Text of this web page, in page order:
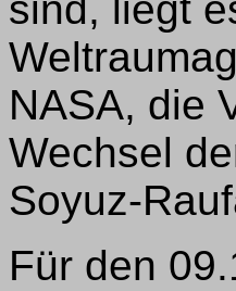
NASA, die
Wechsel
Soyuz-
Für den